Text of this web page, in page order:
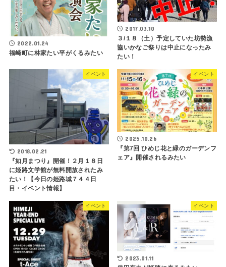
2022.01.24
福崎町に林家たい平がくるみたい
2017.03.10
３/１８（土）予定していた坊勢漁
協いかなご祭りは中止になったみ
たい！
イベント
2018.02.21
『如月まつり』開催！２月１８日
に姫路文学館が無料開放されたみ
たい！【今日の姫路城７４４日
目・イベント情報】
イベント
2025.10.26
『第7回 ひめじ花と緑のガーデンフ
ェア』開催されるみたい
イベント イベント
2023.01.11